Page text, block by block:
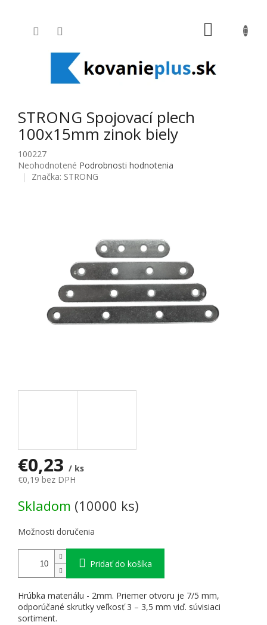
STRONG Spojovací plech
100x15mm zinok biely
100227
Priemerné hodnotenie produktu je 0,0 z 5 hviezdičiek.
Neohodnotené Podrobnosti hodnotenia
Značka: STRONG
€0,23 / ks
€0,19 bez DPH
Skladom (10000 ks)
Možnosti doručenia
Pridať do košíka
Hrúbka materiálu - 2mm. Priemer otvoru je 7/5 mm,
odporúčané skrutky veľkosť 3 – 3,5 mm viď. súvisiaci
sortiment.